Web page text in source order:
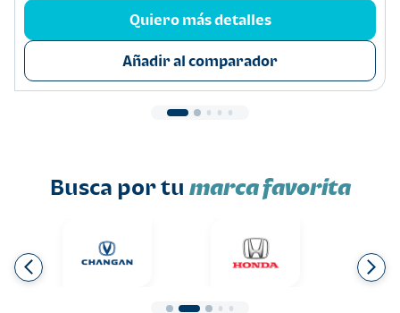
Quiero más detalles
Añadir al comparador
Busca por tu marca favorita